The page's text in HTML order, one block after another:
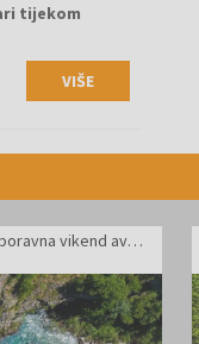
tijekom
VIŠE
Rafting Tara Montenegro - Nezaboravna vikend avantura na rijeci Tari